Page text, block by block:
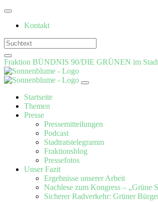
Weiter
Inhalt
Kontakt
Fraktion BÜNDNIS 90/DIE GRÜNEN im
Startseite
Themen
Presse
Pressemitteilungen
Podcast
Stadtratstelegramm
Fraktionsblog
Pressefotos
Unser Fazit
Ergebnisse unserer Arbeit
Nachlese zum Kongress – „Grüne
Sicherer Radverkehr: Grüner